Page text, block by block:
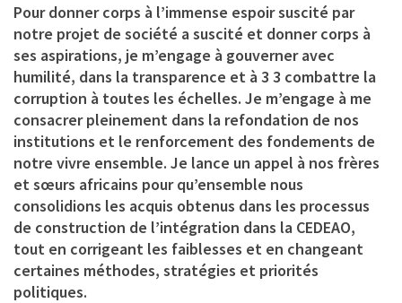
Pour donner corps à l’immense espoir suscité par
notre projet de société a suscité et donner corps à
ses aspirations, je m’engage à gouverner avec
humilité, dans la transparence et à 3 3 combattre la
corruption à toutes les échelles. Je m’engage à me
consacrer pleinement dans la refondation de nos
institutions et le renforcement des fondements de
notre vivre ensemble. Je lance un appel à nos frères
et sœurs africains pour qu’ensemble nous
consolidions les acquis obtenus dans les processus
de construction de l’intégration dans la CEDEAO,
tout en corrigeant les faiblesses et en changeant
certaines méthodes, stratégies et priorités
politiques.